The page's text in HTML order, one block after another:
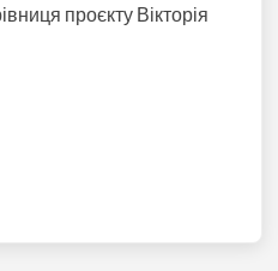
проєкту Вікторія